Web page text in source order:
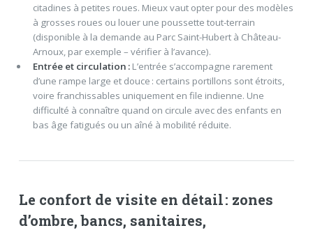
citadines à petites roues. Mieux vaut opter pour des modèles
à grosses roues ou louer une poussette tout-terrain
(disponible à la demande au Parc Saint-Hubert à Château-
Arnoux, par exemple – vérifier à l’avance).
Entrée et circulation :L’entrée s’accompagne rarement
d’une rampe large et douce : certains portillons sont étroits,
voire franchissables uniquement en file indienne. Une
difficulté à connaître quand on circule avec des enfants en
bas âge fatigués ou un aîné à mobilité réduite.
Le confort de visite en détail : zones
d’ombre, bancs, sanitaires,